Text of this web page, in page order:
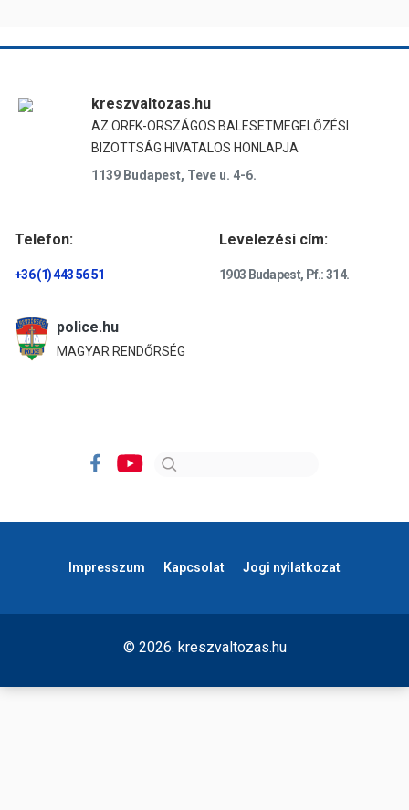
kreszvaltozas.hu
AZ ORFK-ORSZÁGOS BALESETMEGELŐZÉSI
BIZOTTSÁG HIVATALOS HONLAPJA
1139 Budapest, Teve u. 4-6.
Telefon:
+36 (1) 443 56 51
Levelezési cím:
1903 Budapest, Pf.: 314.
police.hu
MAGYAR RENDŐRSÉG
Impresszum Kapcsolat Jogi nyilatkozat
© 2026. kreszvaltozas.hu